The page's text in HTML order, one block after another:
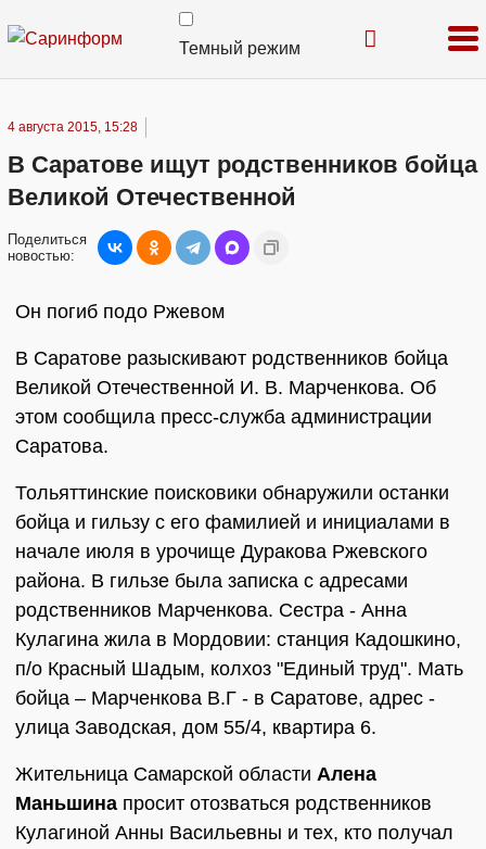
Темный режим
4 августа 2015, 15:28
В Саратове ищут родственников бойца
Великой Отечественной
Поделиться
новостью:
Он погиб подо Ржевом
В Саратове разыскивают родственников бойца
Великой Отечественной И. В. Марченкова. Об
этом сообщила пресс-служба администрации
Саратова.
Тольяттинские поисковики обнаружили останки
бойца и гильзу с его фамилией и инициалами в
начале июля в урочище Дуракова Ржевского
района. В гильзе была записка с адресами
родственников Марченкова. Сестра - Анна
Кулагина жила в Мордовии: станция Кадошкино,
п/о Красный Шадым, колхоз "Единый труд". Мать
бойца – Марченкова В.Г - в Саратове, адрес -
улица Заводская, дом 55/4, квартира 6.
Жительница Самарской области Алена
Маньшина просит отозваться родственников
Кулагиной Анны Васильевны и тех, кто получал